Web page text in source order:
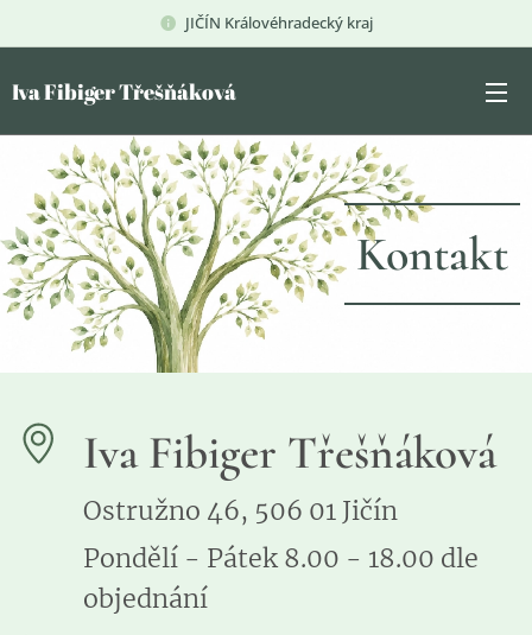
JIČÍN Královéhradecký kraj
Iva Fibiger Třešňáková
Kontakt
Iva Fibiger Třešňáková
Ostružno 46, 506 01 Jičín
Pondělí - Pátek 8.00 - 18.00 dle
objednání